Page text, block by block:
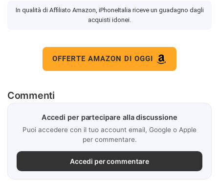
In qualità di Affiliato Amazon, iPhoneItalia riceve un guadagno dagli
acquisti idonei.
OFFERTE AMAZON DI OGGI
Commenti
Accedi per partecipare alla discussione
Puoi accedere con il tuo account email, Google o Apple
per commentare.
Accedi per commentare